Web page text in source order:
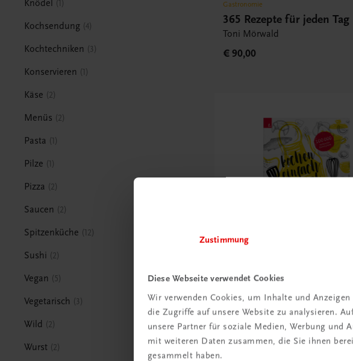
Zustimmung
Diese Webseite verwendet Cookies
Wir verwenden Cookies, um Inhalte und
die Zugriffe auf unsere Website zu analysieren.
unsere Partner für soziale Medien, Werbung und
mit weiteren Daten zusammen, die Sie ihnen
gesammelt haben.
Knödel 1
Kochsendung 4
Kochtechniken 3
Konservieren 1
Käse 2
Menüs 2
Pasta 1
Pilze 1
Pizza 2
Saucen 2
Spitzenküche 12
Sushi 2
Vegan 5
Vegetarisch 3
Wild 2
Wurst 2
Gastronomie
365 Rezepte für jeden Tag
Toni Mörwald
€ 90,00
Kochen einfach genial
Das Karlinger-Kochbuch –
Generationen
BESTSELLER